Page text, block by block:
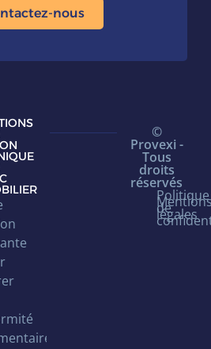
nous
©
Provexi -
Tous
droits
réservés
légales
Politique
de